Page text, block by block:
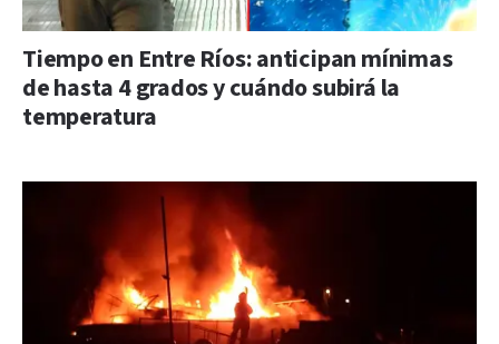
Tiempo en Entre Ríos: anticipan mínimas
de hasta 4 grados y cuándo subirá la
temperatura